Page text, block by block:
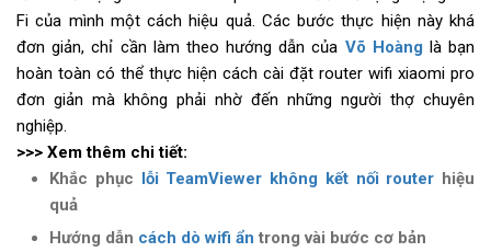
Fi của mình một cách hiệu quả. Các bước thực hiện này khá
đơn giản, chỉ cần làm theo hướng dẫn của Võ Hoàng là bạn
hoàn toàn có thể thực hiện cách cài đặt router wifi xiaomi pro
đơn giản mà không phải nhờ đến những người thợ chuyên
nghiệp.
>>> Xem thêm chi tiết:
Khắc phục lỗi TeamViewer không kết nối router hiệu
quả
Hướng dẫn cách dò wifi ẩn trong vài bước cơ bản